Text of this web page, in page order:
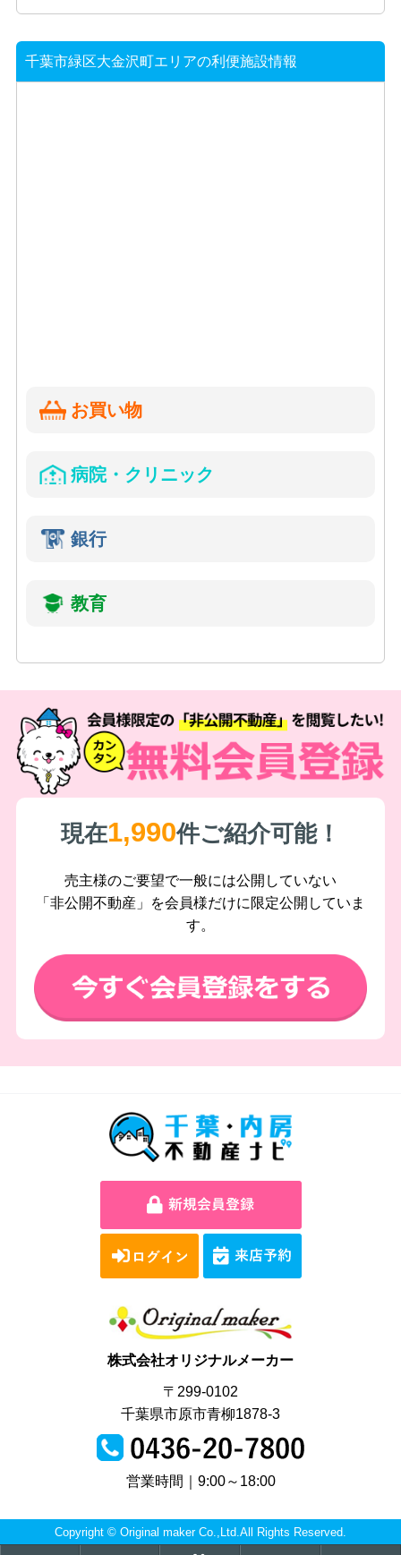
千葉市緑区大金沢町エリアの利便施設情報
お買い物
病院・クリニック
銀行
教育
現在1,990件ご紹介可能！
売主様のご要望で一般には公開していない
「非公開不動産」を会員様だけに限定公開していま
す。
株式会社オリジナルメーカー
〒299-0102
千葉県市原市青柳1878-3
営業時間｜9:00～18:00
Copyright © Original maker Co.,Ltd.All Rights Reserved.